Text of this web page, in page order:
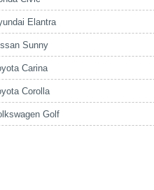
Elantra
Sunny
Carina
Corolla
Golf